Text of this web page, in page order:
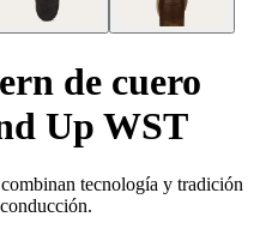
de cuero
Up WST
tecnología y tradición